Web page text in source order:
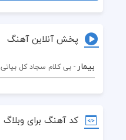
پخش آنلاین آهنگ
بیمار - بی کلام سجاد کل بیاتی
کد آهنگ برای وبلاگ